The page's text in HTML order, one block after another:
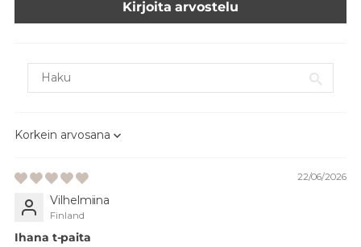
Kirjoita arvostelu
Sort by
22/06/2026
Vilhelmiina
Finland
Ihana t-paita